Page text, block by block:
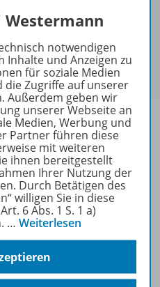
werden.
Spar-Paket
zu sehen,melden Sie
Ausgabe
notwendigen
Inhalte und Anzeigen zu
für soziale Medien
die Zugriffe auf unserer
Außerdem geben wir
unserer Webseite an
Medien, Werbung und
Partner führen diese
mit weiteren
ihnen bereitgestellt
Ihrer Nutzung der
Durch Betätigen des
willigen Sie in diese
6 Abs. 1 S. 1 a)
… Weiterlesen